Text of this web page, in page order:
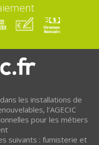
les installations de
l'AGECIC
pour les métiers
suivants : fumisterie et